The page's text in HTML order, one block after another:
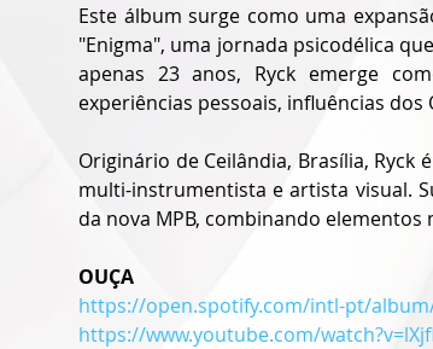
Este álbum surge como uma
"Enigma", uma jornada psicodélica
apenas 23 anos, Ryck emerge
experiências pessoais, influências
Originário de Ceilândia, Brasília,
multi-instrumentista e artista visual.
da nova MPB, combinando
OUÇA
https://open.spotify.com/intl-pt/album/
https://www.youtube.com/